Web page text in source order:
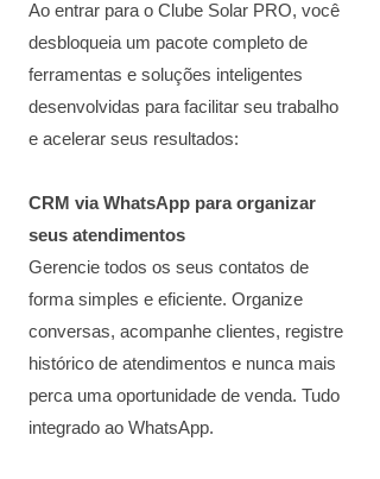
Ao entrar para o Clube Solar PRO, você
desbloqueia um pacote completo de
ferramentas e soluções inteligentes
desenvolvidas para facilitar seu trabalho
e acelerar seus resultados:
CRM via WhatsApp para organizar
seus atendimentos
Gerencie todos os seus contatos de
forma simples e eficiente. Organize
conversas, acompanhe clientes, registre
histórico de atendimentos e nunca mais
perca uma oportunidade de venda. Tudo
integrado ao WhatsApp.